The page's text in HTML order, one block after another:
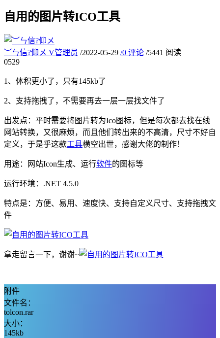
自用的图片转ICO工具
︶ㄣ信?仰メ V管理员 /2022-05-29 /0 评论 /5441 阅读
0529
1、体积更小了，只有145kb了
2、支持拖拽了，不需要再去一层一层找文件了
出发点：平时需要将图片转为Ico图标，但是每次都去找在线
网站转换，又很麻烦，而且他们转出来的不高清，尺寸不好自
定义，于是乎这款工具横空出世，感谢大佬的制作！
用途：网站Icon生成、运行软件的图标等
运行环境：.NET 4.5.0
特点是：方便、易用、速度快、支持自定义尺寸、支持拖拽文
件
拿走留言一下，谢谢~
附件
文件名：
tolcon.rar
大小：
145kb